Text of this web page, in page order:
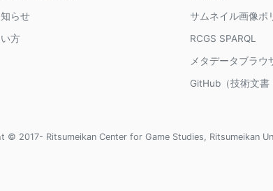
らせ
方
サムネイル画像ポ
RCGS SPARQL
メタデータブラウ
GitHub（技術文
© 2017- Ritsumeikan Center for Game Studies, Ritsumeikan